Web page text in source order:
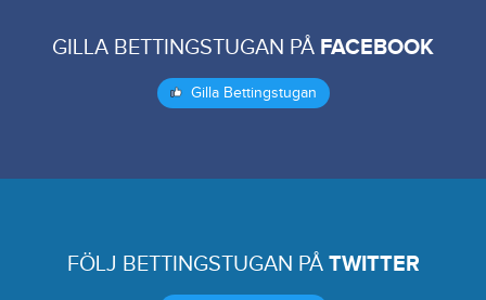
GILLA BETTINGSTUGAN PÅ FACEBOOK
Gilla Bettingstugan
FÖLJ BETTINGSTUGAN PÅ TWITTER